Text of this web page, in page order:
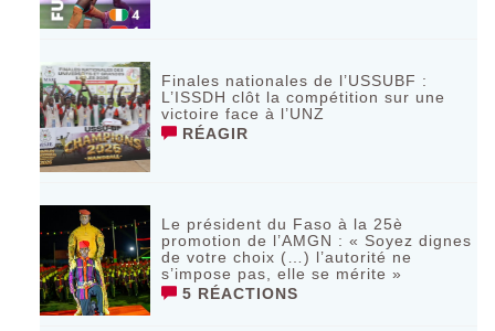
Finales nationales de l’USSUBF :
L’ISSDH clôt la compétition sur une
victoire face à l’UNZ
RÉAGIR
Le président du Faso à la 25è
promotion de l’AMGN : « Soyez dignes
de votre choix (…) l’autorité ne
s’impose pas, elle se mérite »
5 RÉACTIONS